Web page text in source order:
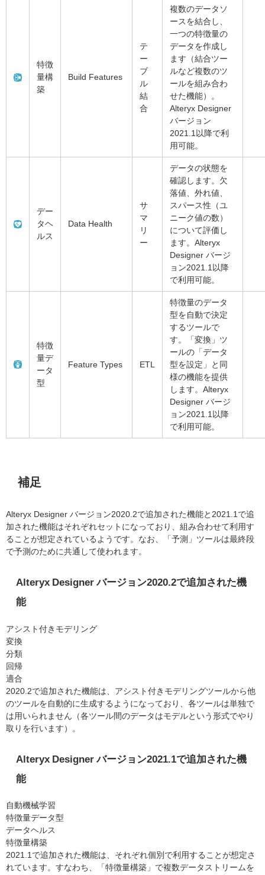
特徴
量構
築
Build Features
テ
ー
ブ
ル
結
合
複数のデータソ
ースを結合し、
一つの特徴量の
データを作成し
ます（結合ツー
ルなど複数のツ
ールを組み合わ
せた機能）。
Alteryx Designer
バージョン
2021.1以降で利
用可能。
デー
タヘ
ルス
Data Health
サ
マ
リ
ー
データの状態を
確認します。欠
落値、外れ値、
スパース性（ユ
ニーク値の数）
について評価し
ます。Alteryx
Designer バージ
ョン2021.1以降
で利用可能。
特徴
量デ
ータ
型
Feature Types ETL
特徴量のデータ
型を自動で決定
するツールで
す。「変換」ツ
ールの「データ
型を設定」と同
様の機能を提供
します。Alteryx
Designer バージ
ョン2021.1以降
で利用可能。
補足
Alteryx Designer バージョン2020.2で追加された機能と2021.1で追
加された機能はそれぞれセットになっており、組み合わせて利用す
ることが想定されているようです。なお、「予測」ツールは最終段
で予測のために共通して使われます。
Alteryx Designer バージョン2020.2で追加された機
能
アシスト付きモデリング
変換
分類
回帰
適合
2020.2で追加された機能は、アシスト付きモデリングツールから他
のツールを自動的に生成するようになっており、各ツールは単独で
は用いられません（各ツール間のデータはモデルという形式でやり
取りを行います）。
Alteryx Designer バージョン2021.1で追加された機
能
自動機械学習
特徴量データ型
データヘルス
特徴量構築
2021.1で追加された機能は、それぞれ個別で利用することが想定さ
れています。すなわち、「特徴量構築」で複数データストリームを